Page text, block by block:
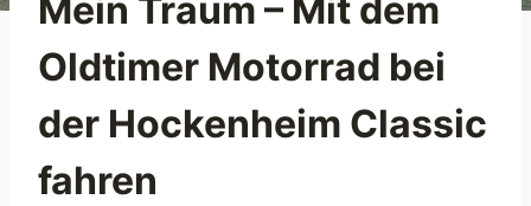
Mein Traum – Mit dem
Oldtimer Motorrad bei
der Hockenheim Classic
fahren